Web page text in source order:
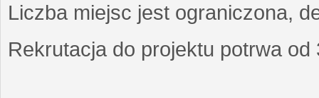
Liczba miejsc jest ograniczona,
Rekrutacja do projektu potrwa